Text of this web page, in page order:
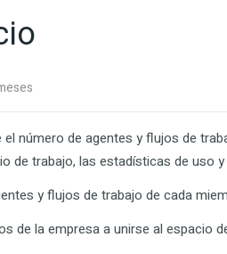
número de agentes y flujos de
de trabajo, las estadísticas de uso
y flujos de trabajo de cada
de la empresa a unirse al espacio